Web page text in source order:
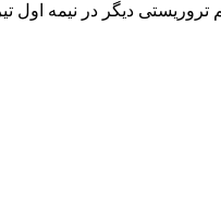
تروریستی دیگر در نیمه